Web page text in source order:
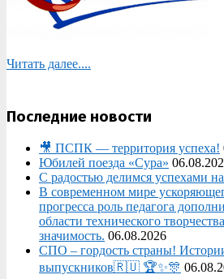
Читать далее....
Последние новости
🎥 ПСПК — территория успеха!
Юбилей поезда «Сура»
С радостью делимся успехами
В современном мире
прогресса роль педагога
области технического
значимость. 06.08.2026
СПО – гордость страны!
выпускников🇷🇺 🏆✨🎊